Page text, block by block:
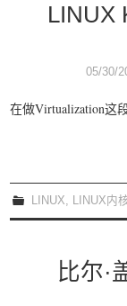
LINUX
05/30/
在做Virtualization这
LINUX, LINUX内
比尔·